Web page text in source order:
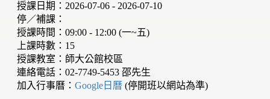
授課日期：2026-07-06 - 2026-07-10
停／補課：
授課時間：09:00 - 12:00 (一~五)
上課時數：15
授課教室：師大公館校區
連絡電話：02-7749-5453 邵先生
加入行事曆：Google日曆(停開班以網站為準)